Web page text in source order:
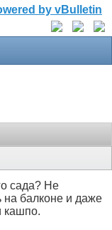
сада? Не
на балконе и даже
кашпо.